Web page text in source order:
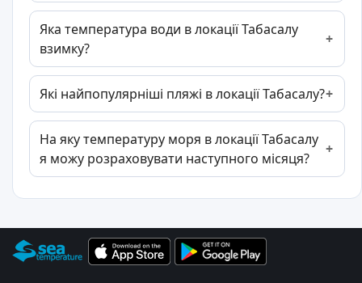
Яка температура води в локації Табасалу
взимку?
Які найпопулярніші пляжі в локації Табасалу?
На яку температуру моря в локації Табасалу
я можу розраховувати наступного місяця?